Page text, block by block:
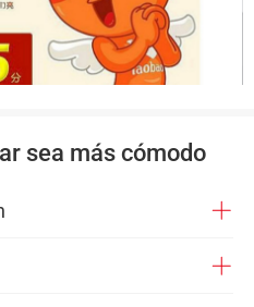
sea más cómodo